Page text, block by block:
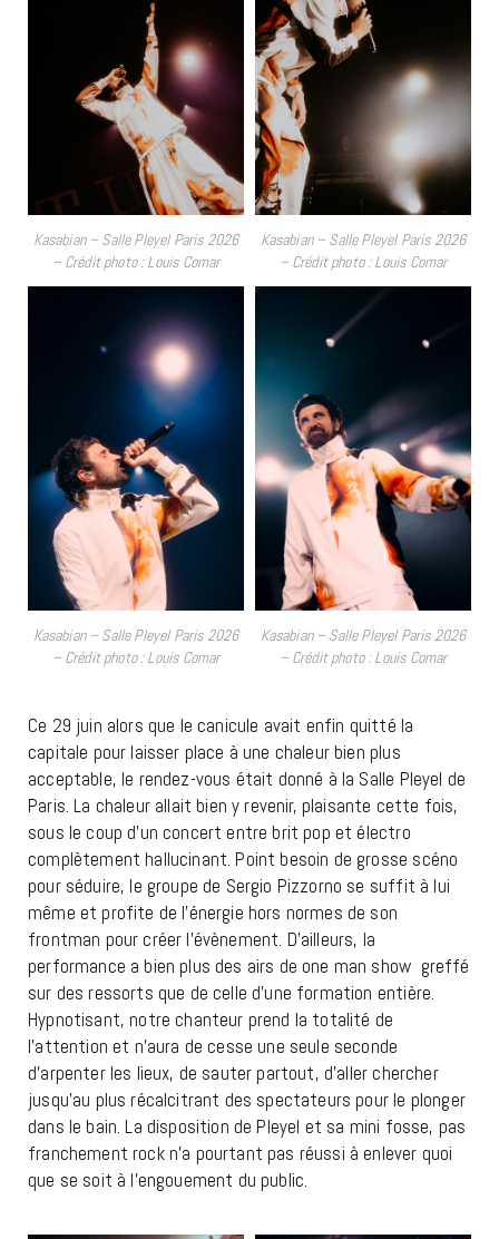
Kasabian – Salle Pleyel Paris 2026
– Crédit photo : Louis Comar
Kasabian – Salle Pleyel Paris 2026
– Crédit photo : Louis Comar
Kasabian – Salle Pleyel Paris 2026
– Crédit photo : Louis Comar
Kasabian – Salle Pleyel Paris 2026
– Crédit photo : Louis Comar
Ce 29 juin alors que le canicule avait enfin quitté la
capitale pour laisser place à une chaleur bien plus
acceptable, le rendez-vous était donné à la Salle Pleyel de
Paris. La chaleur allait bien y revenir, plaisante cette fois,
sous le coup d’un concert entre brit pop et électro
complètement hallucinant. Point besoin de grosse scéno
pour séduire, le groupe de Sergio Pizzorno se suffit à lui
même et profite de l’énergie hors normes de son
frontman pour créer l’évènement. D’ailleurs, la
performance a bien plus des airs de one man show greffé
sur des ressorts que de celle d’une formation entière.
Hypnotisant, notre chanteur prend la totalité de
l’attention et n’aura de cesse une seule seconde
d’arpenter les lieux, de sauter partout, d’aller chercher
jusqu’au plus récalcitrant des spectateurs pour le plonger
dans le bain. La disposition de Pleyel et sa mini fosse, pas
franchement rock n’a pourtant pas réussi à enlever quoi
que se soit à l’engouement du public.